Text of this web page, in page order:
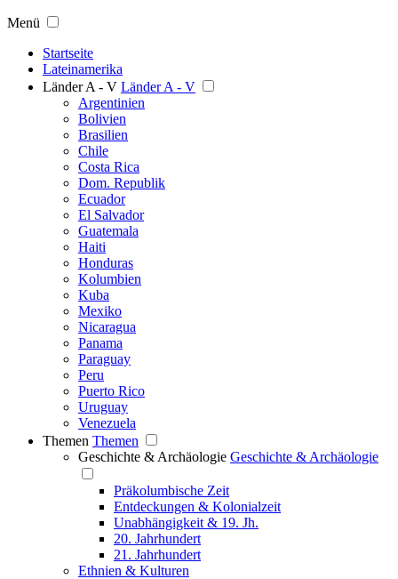
Menü
Startseite
Lateinamerika
Länder A - V Länder A - V
Argentinien
Bolivien
Brasilien
Chile
Costa Rica
Dom. Republik
Ecuador
El Salvador
Guatemala
Haiti
Honduras
Kolumbien
Kuba
Mexiko
Nicaragua
Panama
Paraguay
Peru
Puerto Rico
Uruguay
Venezuela
Themen Themen
Geschichte & Archäologie Geschichte & Archäologie
Präkolumbische Zeit
Entdeckungen & Kolonialzeit
Unabhängigkeit & 19. Jh.
20. Jahrhundert
21. Jahrhundert
Ethnien & Kulturen